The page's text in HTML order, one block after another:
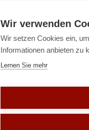
Wir verwenden
Wir setzen Cookies ein,
Informationen anbieten zu
Lernen Sie mehr